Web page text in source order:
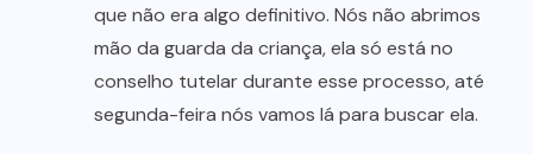
que não era algo definitivo. Nós não abrimos
mão da guarda da criança, ela só está no
conselho tutelar durante esse processo, até
segunda-feira nós vamos lá para buscar ela.